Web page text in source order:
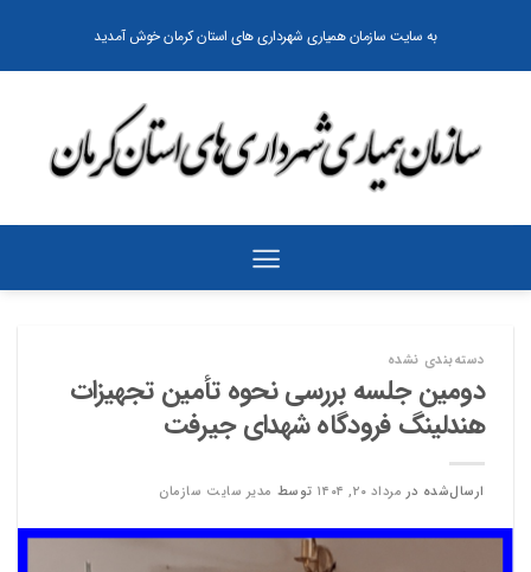
محتوا
به سایت سازمان همیاری شهرداری های استان کرمان خوش آمدید
دسته‌بندی نشده
دومین جلسه بررسی نحوه تأمین تجهیزات
هندلینگ فرودگاه شهدای جیرفت
ارسال‌شده در مرداد ۲۰, ۱۴۰۴ توسط مدیر سایت سازمان